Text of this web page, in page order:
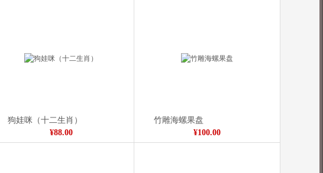
狗娃咪（十二生肖）
¥88.00
竹雕海螺果盘
¥100.00